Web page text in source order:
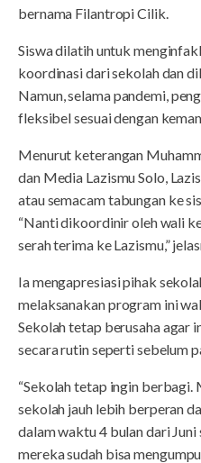
bernama Filantropi Cilik.
Siswa dilatih untuk
koordinasi dari sekolah dan
Namun, selama pandemi,
fleksibel sesuai dengan
Menurut keterangan
dan Media Lazismu Solo,
atau semacam tabungan ke
“Nanti dikoordinir oleh wali
serah terima ke Lazismu,”
Ia mengapresiasi pihak
melaksanakan program ini
Sekolah tetap berusaha agar
secara rutin seperti sebelum
“Sekolah tetap ingin berbagi.
sekolah jauh lebih berperan
dalam waktu 4 bulan dari
mereka sudah bisa